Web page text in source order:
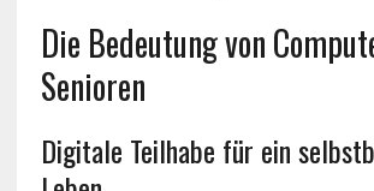
Die Bedeutung von
Senioren
Digitale Teilhabe für ein